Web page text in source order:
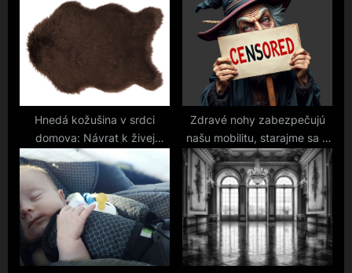
s
P
o
o
s
:
Hnedá kožušina v srdci
domova: Návrat k živej
podstate
Zdravé nohy zabezpečujú
našu mobilitu, starajme sa o
ne